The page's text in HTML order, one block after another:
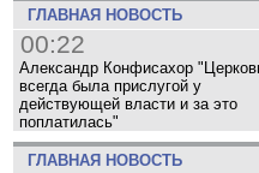
ГЛАВНАЯ НОВОСТЬ
00:22
Александр Конфисахор
всегда была прислугой у
действующей власти и за это
поплатилась"
ГЛАВНАЯ НОВОСТЬ